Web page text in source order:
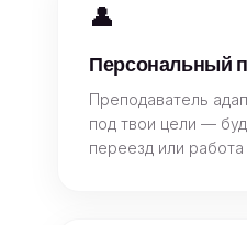
👤
Персональный
Преподаватель
под твои цели —
переезд или